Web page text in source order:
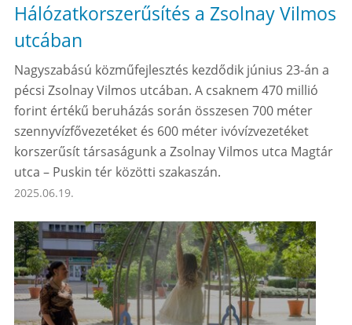
Hálózatkorszerűsítés a Zsolnay Vilmos
utcában
Nagyszabású közműfejlesztés kezdődik június 23-án a
pécsi Zsolnay Vilmos utcában. A csaknem 470 millió
forint értékű beruházás során összesen 700 méter
szennyvízfővezetéket és 600 méter ivóvízvezetéket
korszerűsít társaságunk a Zsolnay Vilmos utca Magtár
utca – Puskin tér közötti szakaszán.
2025.06.19.